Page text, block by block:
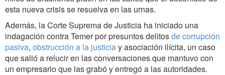
esta nueva crisis se resuelva en las urnas.
Además, la Corte Suprema de Justicia ha iniciado una
indagación contra Temer por presuntos delitosde corrupción
pasiva, obstrucción a la justiciay asociación ilícita, un caso
que salió a relucir en las conversaciones que mantuvo con
un empresario que las grabó y entregó a las autoridades.